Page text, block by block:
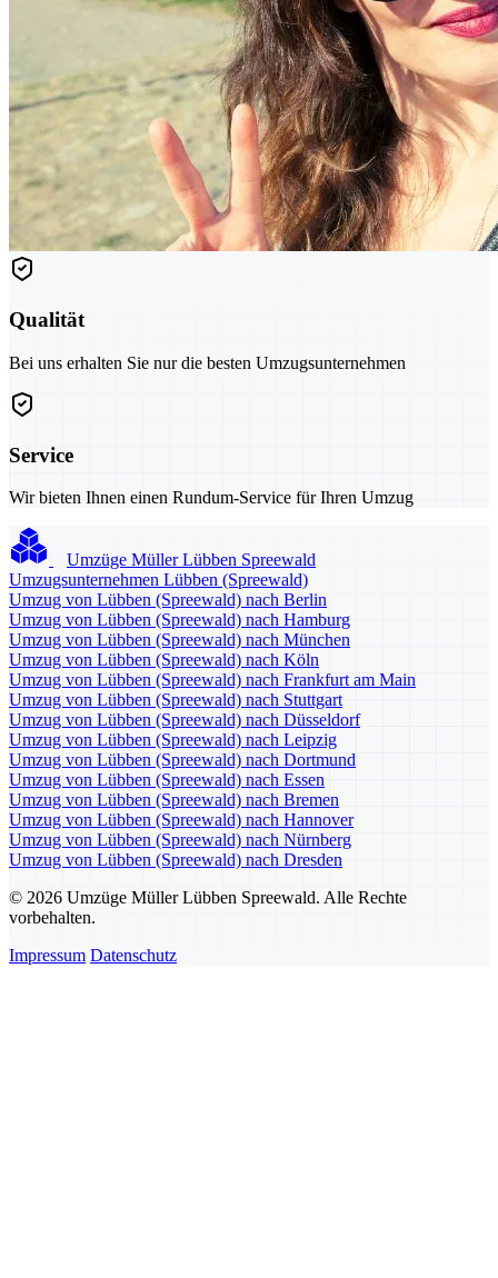
Qualität
Bei uns erhalten Sie nur die besten Umzugsunternehmen
Service
Wir bieten Ihnen einen Rundum-Service für Ihren Umzug
Umzüge Müller Lübben Spreewald
Umzugsunternehmen Lübben (Spreewald)
Umzug von Lübben (Spreewald) nach Berlin
Umzug von Lübben (Spreewald) nach Hamburg
Umzug von Lübben (Spreewald) nach München
Umzug von Lübben (Spreewald) nach Köln
Umzug von Lübben (Spreewald) nach Frankfurt am Main
Umzug von Lübben (Spreewald) nach Stuttgart
Umzug von Lübben (Spreewald) nach Düsseldorf
Umzug von Lübben (Spreewald) nach Leipzig
Umzug von Lübben (Spreewald) nach Dortmund
Umzug von Lübben (Spreewald) nach Essen
Umzug von Lübben (Spreewald) nach Bremen
Umzug von Lübben (Spreewald) nach Hannover
Umzug von Lübben (Spreewald) nach Nürnberg
Umzug von Lübben (Spreewald) nach Dresden
© 2026 Umzüge Müller Lübben Spreewald. Alle Rechte
vorbehalten.
Impressum Datenschutz